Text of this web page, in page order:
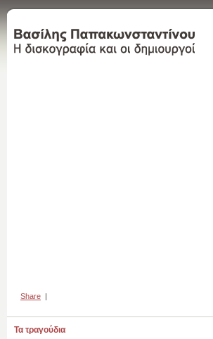
Share |
Τα τραγούδια